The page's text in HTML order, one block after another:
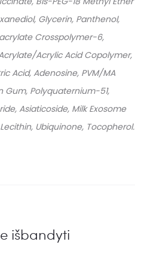
Glycerin, Panthenol,
Crosspolymer-6,
Acrylic Acid Copolymer,
Acid, Adenosine, PVM/MA
Gum, Polyquaternium-51,
Asiaticoside, Milk Exosome
Ubiquinone, Tocopherol.
išbandyti